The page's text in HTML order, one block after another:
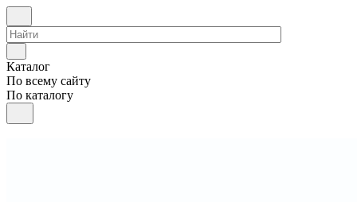
Каталог
По всему сайту
По каталогу